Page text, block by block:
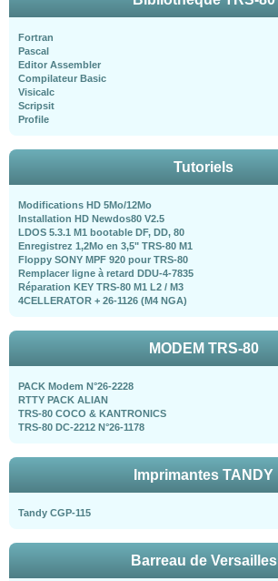
Fortran
Pascal
Editor Assembler
Compilateur Basic
Visicalc
Scripsit
Profile
Tutoriels
Modifications HD 5Mo/12Mo
Installation HD Newdos80 V2.5
LDOS 5.3.1 M1 bootable DF, DD, 80
Enregistrez 1,2Mo en 3,5" TRS-80 M1
Floppy SONY MPF 920 pour TRS-80
Remplacer ligne à retard DDU-4-7835
Réparation KEY TRS-80 M1 L2 / M3
4CELLERATOR + 26-1126 (M4 NGA)
MODEM TRS-80
PACK Modem N°26-2228
RTTY PACK ALIAN
TRS-80 COCO & KANTRONICS
TRS-80 DC-2212 N°26-1178
Imprimantes TANDY
Tandy CGP-115
Barreau de Versailles